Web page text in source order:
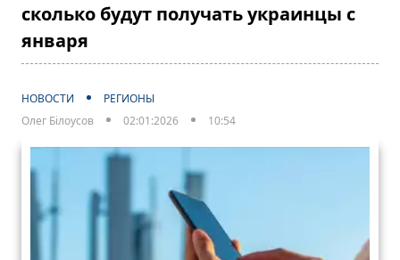
сколько будут получать украинцы с
января
НОВОСТИ
РЕГИОНЫ
Олег Білоусов
02:01:2026 10:54